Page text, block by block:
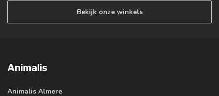
Bekijk onze winkels
Animalis
Animalis Almere